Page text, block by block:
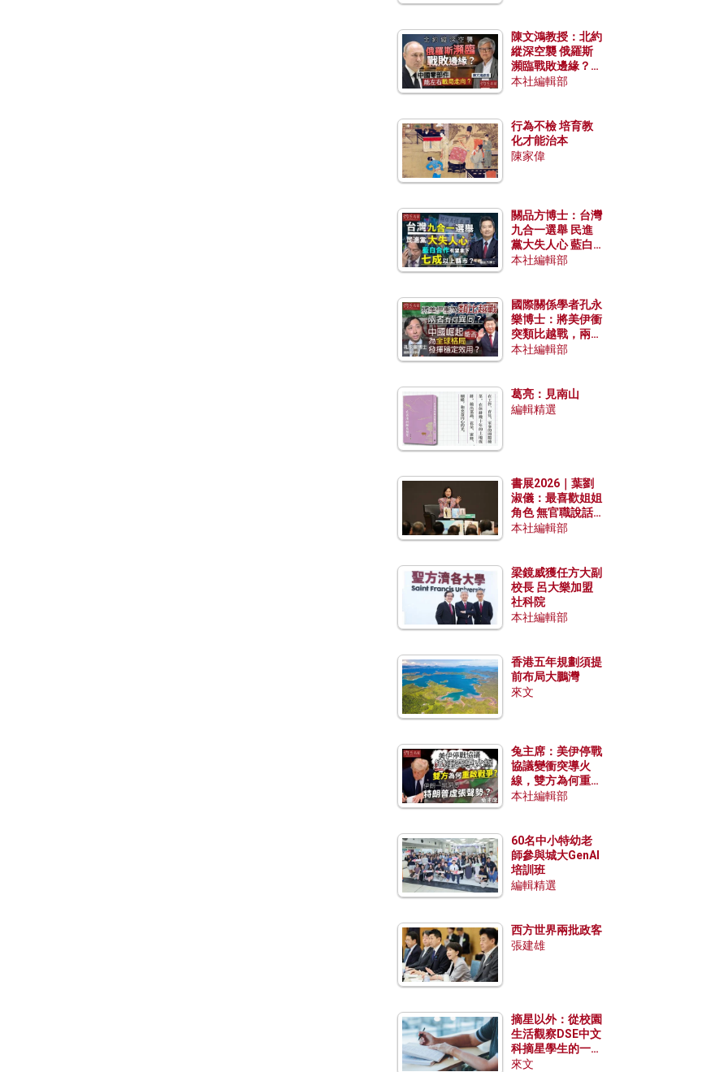
陳文鴻教授：北約
縱深空襲 俄羅斯
瀕臨戰敗邊緣？中
國零部件能左右戰
本社編輯部
行為不檢 培育教
化才能治本
陳家偉
關品方博士：台灣
九合一選舉 民進
黨大失人心 藍白
合作有望拿下七成
本社編輯部
國際關係學者孔永
樂博士：將美伊衝
突類比越戰，兩者
有何異同？中國崛
本社編輯部
葛亮：見南山
編輯精選
書展2026｜葉劉
淑儀：最喜歡姐姐
角色 無官職說話
包袱少
本社編輯部
梁鏡威獲任方大副
校長 呂大樂加盟
社科院
本社編輯部
香港五年規劃須提
前布局大鵬灣
來文
兔主席：美伊停戰
協議變衝突導火
線，雙方為何重啟
戰爭？伊朗一早洞
本社編輯部
60名中小特幼老
師參與城大GenAI
培訓班
編輯精選
西方世界兩批政客
張建雄
摘星以外：從校園
生活觀察DSE中文
科摘星學生的一點
特質
來文